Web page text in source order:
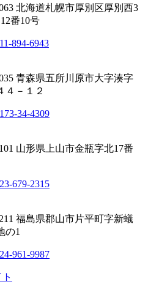
北海道札幌市厚別区厚別西3
番10号
894-6943
青森県五所川原市大字湊字
４－１２
34-4309
山形県上山市金瓶字北17番
679-2315
福島県郡山市片平町字新蟻
の1
961-9987